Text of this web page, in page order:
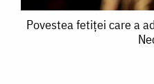
Povestea
Povestea fetiței care a